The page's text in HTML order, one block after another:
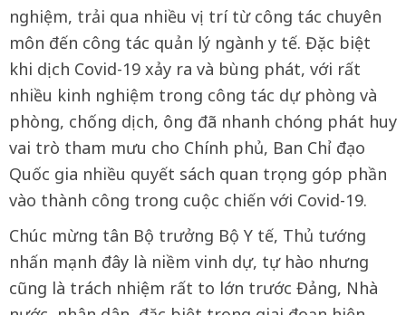
nghiệm, trải qua nhiều vị trí từ công tác chuyên
môn đến công tác quản lý ngành y tế. Đặc biệt
khi dịch Covid-19 xảy ra và bùng phát, với rất
nhiều kinh nghiệm trong công tác dự phòng và
phòng, chống dịch, ông đã nhanh chóng phát huy
vai trò tham mưu cho Chính phủ, Ban Chỉ đạo
Quốc gia nhiều quyết sách quan trọng góp phần
vào thành công trong cuộc chiến với Covid-19.
Chúc mừng tân Bộ trưởng Bộ Y tế, Thủ tướng
nhấn mạnh đây là niềm vinh dự, tự hào nhưng
cũng là trách nhiệm rất to lớn trước Đảng, Nhà